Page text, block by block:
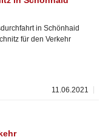
in Schönhaid
für den Verkehr
11.06.2021